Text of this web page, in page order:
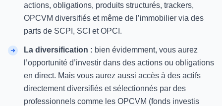
actions, obligations, produits structurés, trackers,
OPCVM diversifiés et même de l’immobilier via des
parts de SCPI , SCI et OPCI.
La diversification : bien évidemment, vous aurez
l’opportunité d’investir dans des actions ou obligations
en direct. Mais vous aurez aussi accès à des actifs
directement diversifiés et sélectionnés par des
professionnels comme les OPCVM (fonds investis